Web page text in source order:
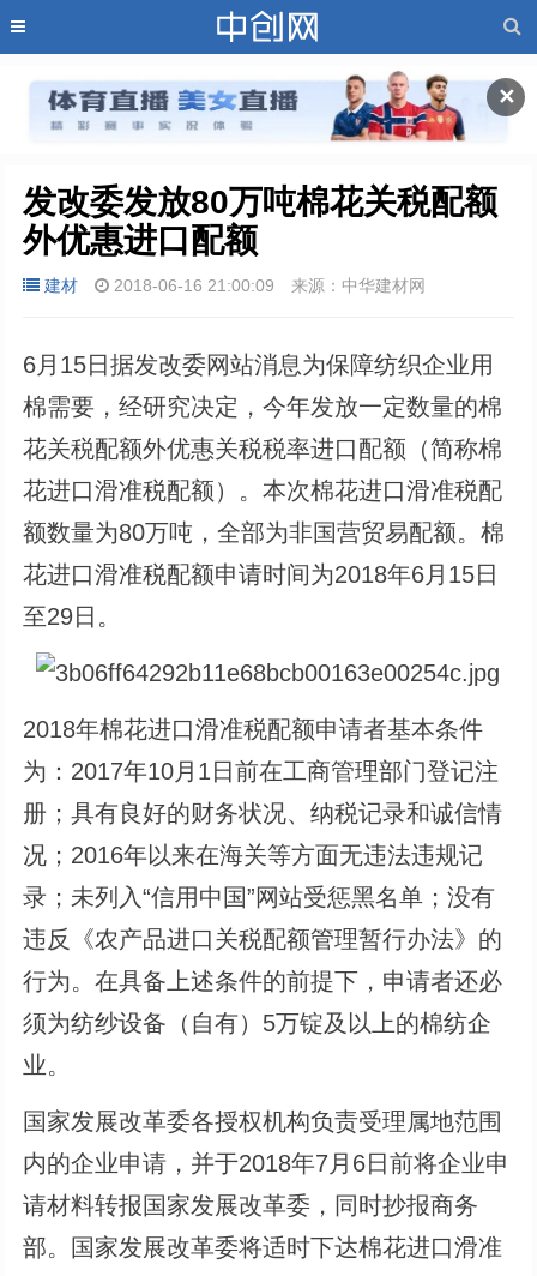
✕
发改委发放80万吨棉花关税配额
外优惠进口配额
建材 2018-06-16 21:00:09 来源：中华建材网
6月15日据发改委网站消息为保障纺织企业用
棉需要，经研究决定，今年发放一定数量的棉
花关税配额外优惠关税税率进口配额（简称棉
花进口滑准税配额）。本次棉花进口滑准税配
额数量为80万吨，全部为非国营贸易配额。棉
花进口滑准税配额申请时间为2018年6月15日
至29日。
2018年棉花进口滑准税配额申请者基本条件
为：2017年10月1日前在工商管理部门登记注
册；具有良好的财务状况、纳税记录和诚信情
况；2016年以来在海关等方面无违法违规记
录；未列入“信用中国”网站受惩黑名单；没有
违反《农产品进口关税配额管理暂行办法》的
行为。在具备上述条件的前提下，申请者还必
须为纺纱设备（自有）5万锭及以上的棉纺企
业。
国家发展改革委各授权机构负责受理属地范围
内的企业申请，并于2018年7月6日前将企业申
请材料转报国家发展改革委，同时抄报商务
部。国家发展改革委将适时下达棉花进口滑准